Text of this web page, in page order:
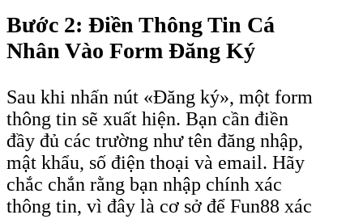
Bước 2: Điền Thông Tin Cá
Nhân Vào Form Đăng Ký
Sau khi nhấn nút «Đăng ký», một form
thông tin sẽ xuất hiện. Bạn cần điền
đầy đủ các trường như tên đăng nhập,
mật khẩu, số điện thoại và email. Hãy
chắc chắn rằng bạn nhập chính xác
thông tin, vì đây là cơ sở để Fun88 xác